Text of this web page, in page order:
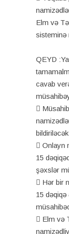
Elm və
sisteminə
QEYD
cavab

 Onlayn
15
şəxslər
 Hər bir
15 dəqiqə
 Elm və